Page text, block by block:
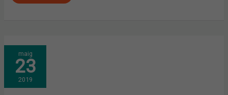
maig
23
2019
APROFUNDINT
EN
LA
SALUT
DE
LA
PELL